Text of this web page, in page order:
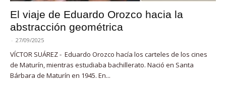
El viaje de Eduardo Orozco hacia la
abstracción geométrica
- 27/09/2025
VÍCTOR SUÁREZ - Eduardo Orozco hacía los carteles de los cines
de Maturín, mientras estudiaba bachillerato. Nació en Santa
Bárbara de Maturín en 1945. En...